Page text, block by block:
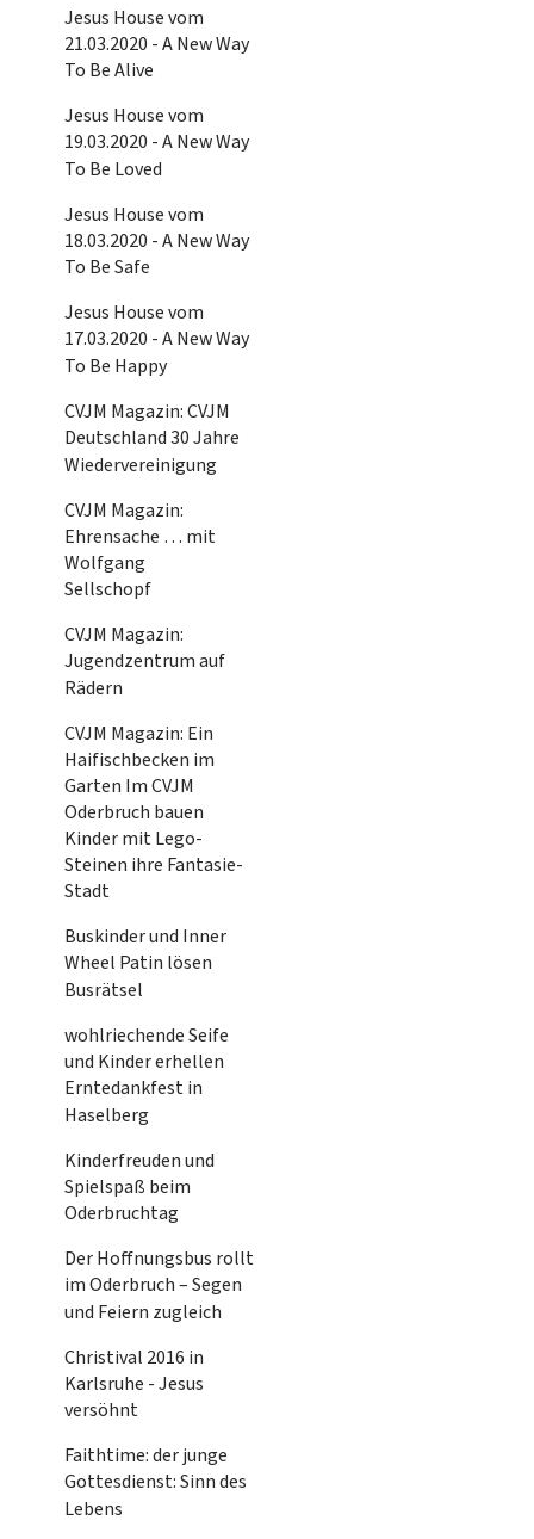
Jesus House vom
21.03.2020 - A New Way
To Be Alive
Jesus House vom
19.03.2020 - A New Way
To Be Loved
Jesus House vom
18.03.2020 - A New Way
To Be Safe
Jesus House vom
17.03.2020 - A New Way
To Be Happy
CVJM Magazin: CVJM
Deutschland 30 Jahre
Wiedervereinigung
CVJM Magazin:
Ehrensache … mit
Wolfgang
Sellschopf
CVJM Magazin:
Jugendzentrum auf
Rädern
CVJM Magazin: Ein
Haifischbecken im
Garten Im CVJM
Oderbruch bauen
Kinder mit Lego-
Steinen ihre Fantasie-
Stadt
Buskinder und Inner
Wheel Patin lösen
Busrätsel
wohlriechende Seife
und Kinder erhellen
Erntedankfest in
Haselberg
Kinderfreuden und
Spielspaß beim
Oderbruchtag
Der Hoffnungsbus rollt
im Oderbruch – Segen
und Feiern zugleich
Christival 2016 in
Karlsruhe - Jesus
versöhnt
Faithtime: der junge
Gottesdienst: Sinn des
Lebens